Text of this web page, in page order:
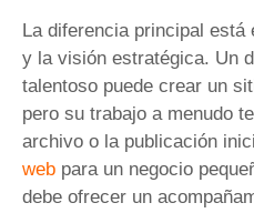
La diferencia principal está
y la visión estratégica. Un
talentoso puede crear un
pero su trabajo a menudo
archivo o la publicación
web para un negocio
debe ofrecer un